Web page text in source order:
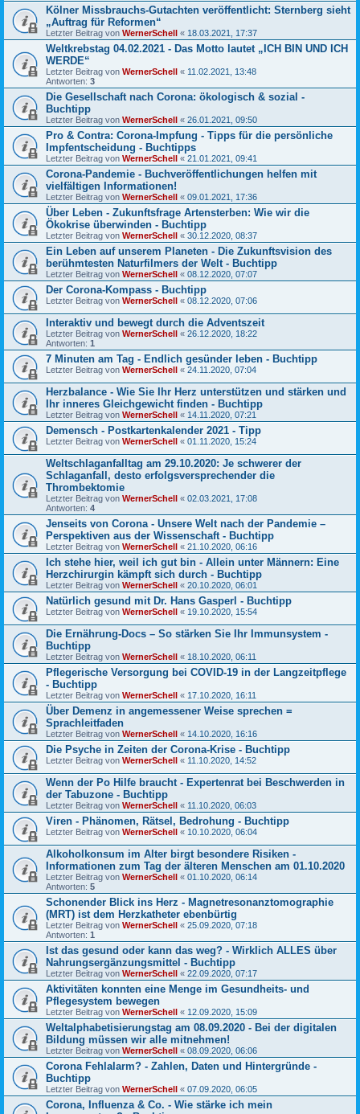
Kölner Missbrauchs-Gutachten veröffentlicht: Sternberg sieht
„Auftrag für Reformen“
Letzter Beitrag von WernerSchell « 18.03.2021, 17:37
Weltkrebstag 04.02.2021 - Das Motto lautet „ICH BIN UND ICH
WERDE“
Letzter Beitrag von WernerSchell « 11.02.2021, 13:48
Antworten: 3
Die Gesellschaft nach Corona: ökologisch & sozial -
Buchtipp
Letzter Beitrag von WernerSchell « 26.01.2021, 09:50
Pro & Contra: Corona-Impfung - Tipps für die persönliche
Impfentscheidung - Buchtipps
Letzter Beitrag von WernerSchell « 21.01.2021, 09:41
Corona-Pandemie - Buchveröffentlichungen helfen mit
vielfältigen Informationen!
Letzter Beitrag von WernerSchell « 09.01.2021, 17:36
Über Leben - Zukunftsfrage Artensterben: Wie wir die
Ökokrise überwinden - Buchtipp
Letzter Beitrag von WernerSchell « 30.12.2020, 08:37
Ein Leben auf unserem Planeten - Die Zukunftsvision des
berühmtesten Naturfilmers der Welt - Buchtipp
Letzter Beitrag von WernerSchell « 08.12.2020, 07:07
Der Corona-Kompass - Buchtipp
Letzter Beitrag von WernerSchell « 08.12.2020, 07:06
Interaktiv und bewegt durch die Adventszeit
Letzter Beitrag von WernerSchell « 26.12.2020, 18:22
Antworten: 1
7 Minuten am Tag - Endlich gesünder leben - Buchtipp
Letzter Beitrag von WernerSchell « 24.11.2020, 07:04
Herzbalance - Wie Sie Ihr Herz unterstützen und stärken und
Ihr inneres Gleichgewicht finden - Buchtipp
Letzter Beitrag von WernerSchell « 14.11.2020, 07:21
Demensch - Postkartenkalender 2021 - Tipp
Letzter Beitrag von WernerSchell « 01.11.2020, 15:24
Weltschlaganfalltag am 29.10.2020: Je schwerer der
Schlaganfall, desto erfolgsversprechender die
Thrombektomie
Letzter Beitrag von WernerSchell « 02.03.2021, 17:08
Antworten: 4
Jenseits von Corona - Unsere Welt nach der Pandemie –
Perspektiven aus der Wissenschaft - Buchtipp
Letzter Beitrag von WernerSchell « 21.10.2020, 06:16
Ich stehe hier, weil ich gut bin - Allein unter Männern: Eine
Herzchirurgin kämpft sich durch - Buchtipp
Letzter Beitrag von WernerSchell « 20.10.2020, 06:01
Natürlich gesund mit Dr. Hans Gasperl - Buchtipp
Letzter Beitrag von WernerSchell « 19.10.2020, 15:54
Die Ernährung-Docs – So stärken Sie Ihr Immunsystem -
Buchtipp
Letzter Beitrag von WernerSchell « 18.10.2020, 06:11
Pflegerische Versorgung bei COVID-19 in der Langzeitpflege
- Buchtipp
Letzter Beitrag von WernerSchell « 17.10.2020, 16:11
Über Demenz in angemessener Weise sprechen =
Sprachleitfaden
Letzter Beitrag von WernerSchell « 14.10.2020, 16:16
Die Psyche in Zeiten der Corona-Krise - Buchtipp
Letzter Beitrag von WernerSchell « 11.10.2020, 14:52
Wenn der Po Hilfe braucht - Expertenrat bei Beschwerden in
der Tabuzone - Buchtipp
Letzter Beitrag von WernerSchell « 11.10.2020, 06:03
Viren - Phänomen, Rätsel, Bedrohung - Buchtipp
Letzter Beitrag von WernerSchell « 10.10.2020, 06:04
Alkoholkonsum im Alter birgt besondere Risiken -
Informationen zum Tag der älteren Menschen am 01.10.2020
Letzter Beitrag von WernerSchell « 01.10.2020, 06:14
Antworten: 5
Schonender Blick ins Herz - Magnetresonanztomographie
(MRT) ist dem Herzkatheter ebenbürtig
Letzter Beitrag von WernerSchell « 25.09.2020, 07:18
Antworten: 1
Ist das gesund oder kann das weg? - Wirklich ALLES über
Nahrungsergänzungsmittel - Buchtipp
Letzter Beitrag von WernerSchell « 22.09.2020, 07:17
Aktivitäten konnten eine Menge im Gesundheits- und
Pflegesystem bewegen
Letzter Beitrag von WernerSchell « 12.09.2020, 15:09
Weltalphabetisierungstag am 08.09.2020 - Bei der digitalen
Bildung müssen wir alle mitnehmen!
Letzter Beitrag von WernerSchell « 08.09.2020, 06:06
Corona Fehlalarm? - Zahlen, Daten und Hintergründe -
Buchtipp
Letzter Beitrag von WernerSchell « 07.09.2020, 06:05
Corona, Influenza & Co. - Wie stärke ich mein